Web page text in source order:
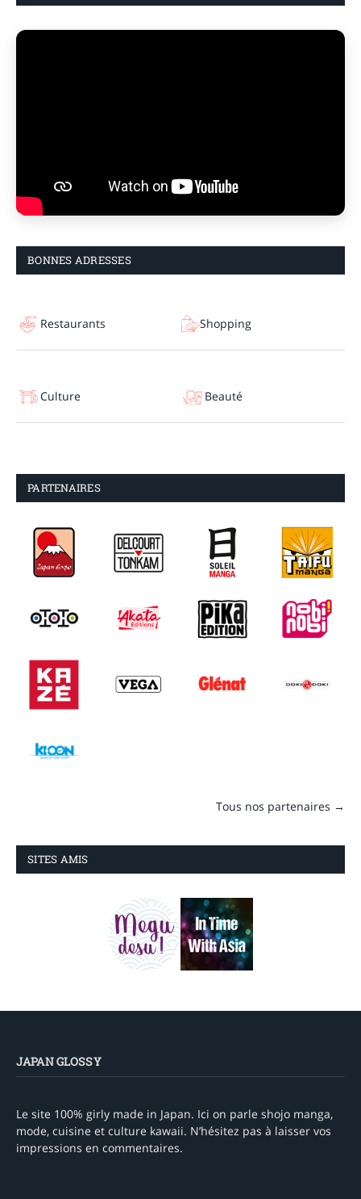
BONNES ADRESSES
Restaurants Shopping
Culture Beauté
PARTENAIRES
Tous nos partenaires →
SITES AMIS
JAPAN GLOSSY
Le site 100% girly made in Japan. Ici on parle shojo manga,
mode, cuisine et culture kawaii. N’hésitez pas à laisser vos
impressions en commentaires.